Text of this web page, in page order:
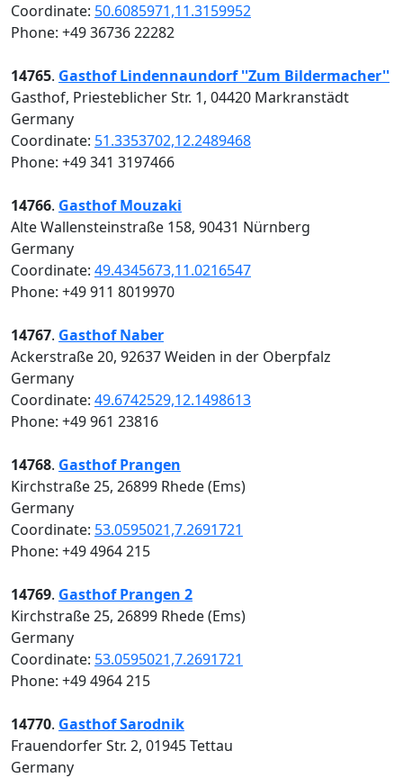
Coordinate: 50.6085971,11.3159952
Phone: +49 36736 22282
14765. Gasthof Lindennaundorf ''Zum Bildermacher''
Gasthof, Priesteblicher Str. 1, 04420 Markranstädt
Germany
Coordinate: 51.3353702,12.2489468
Phone: +49 341 3197466
14766. Gasthof Mouzaki
Alte Wallensteinstraße 158, 90431 Nürnberg
Germany
Coordinate: 49.4345673,11.0216547
Phone: +49 911 8019970
14767. Gasthof Naber
Ackerstraße 20, 92637 Weiden in der Oberpfalz
Germany
Coordinate: 49.6742529,12.1498613
Phone: +49 961 23816
14768. Gasthof Prangen
Kirchstraße 25, 26899 Rhede (Ems)
Germany
Coordinate: 53.0595021,7.2691721
Phone: +49 4964 215
14769. Gasthof Prangen 2
Kirchstraße 25, 26899 Rhede (Ems)
Germany
Coordinate: 53.0595021,7.2691721
Phone: +49 4964 215
14770. Gasthof Sarodnik
Frauendorfer Str. 2, 01945 Tettau
Germany